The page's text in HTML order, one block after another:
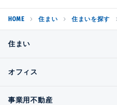
HOME 住まい 住まいを探す
住まい
オフィス
事業用不動産